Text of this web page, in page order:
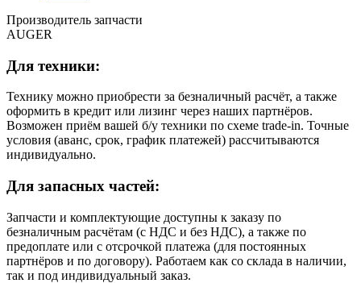
Производитель запчасти
AUGER
Для техники:
Технику можно приобрести за безналичный расчёт, а также
оформить в кредит или лизинг через наших партнёров.
Возможен приём вашей б/у техники по схеме trade-in. Точные
условия (аванс, срок, график платежей) рассчитываются
индивидуально.
Для запасных частей:
Запчасти и комплектующие доступны к заказу по
безналичным расчётам (с НДС и без НДС), а также по
предоплате или с отсрочкой платежа (для постоянных
партнёров и по договору). Работаем как со склада в наличии,
так и под индивидуальный заказ.